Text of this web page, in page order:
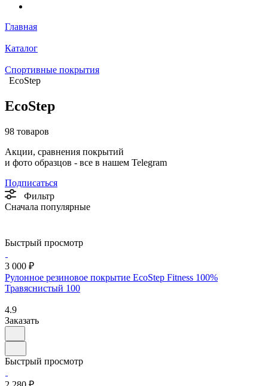
Главная
Каталог
Спортивные покрытия
EcoStep
EcoStep
98 товаров
Акции, сравнения покрытий
и фото образцов - все в нашем Telegram
Подписаться
Фильтр
Сначала популярные
Быстрый просмотр
3 000 ₽
Рулонное резиновое покрытие EcoStep Fitness 100%
Травяснистый 100
4.9
Заказать
Быстрый просмотр